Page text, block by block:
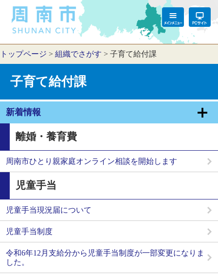
トップページ > 組織でさがす > 子育て給付課
子育て給付課
新着情報
離婚・養育費
周南市ひとり親家庭オンライン相談を開始します
児童手当
児童手当現況届について
児童手当制度
令和6年12月支給分から児童手当制度が一部変更になりま
した。